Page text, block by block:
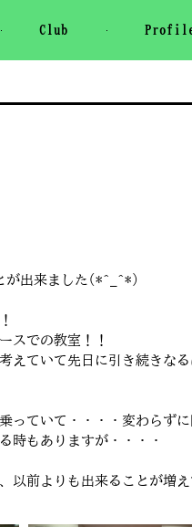
Club
が出来ました(*^_^*)
スでの教室！！
えていて先日に引き続きな
っていて・・・・変わらずに
時もありますが・・・・
以前よりも出来ることが増